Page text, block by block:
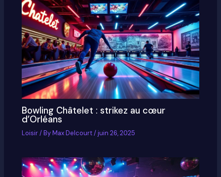
Bowling Châtelet : strikez au cœur
d’Orléans
Loisir/ ByMax Delcourt/juin 26, 2025